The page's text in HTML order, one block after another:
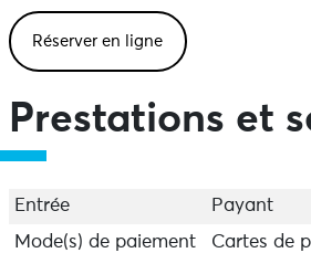
durant ces week-ends
une expérience centrée sur les
échanges.
> Réservez vos billets à l'office de
Réserver en ligne
Prestations et
Entrée
Payant
Mode(s) de paiement
Cartes de